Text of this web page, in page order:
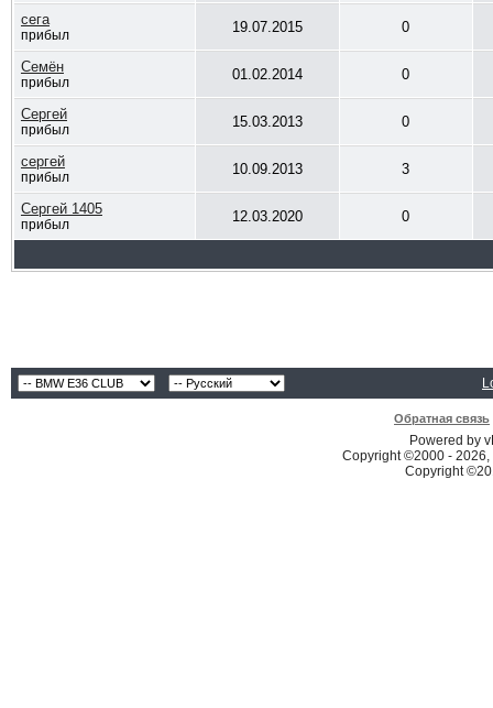
сега
прибыл 19.07.2015 0
Семён
прибыл 01.02.2014 0
Сергей
прибыл 15.03.2013 0
сергей
прибыл 10.09.2013 3
Сергей 1405
прибыл 12.03.2020 0
Обратная связь
Powered by
Copyright ©2000 -
Copyright